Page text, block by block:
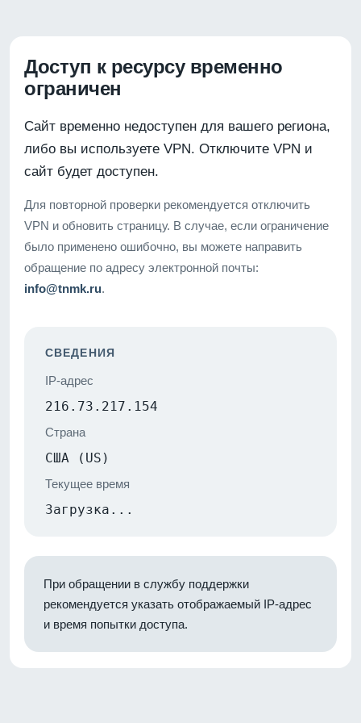
Доступ к ресурсу временно
ограничен
Сайт временно недоступен для вашего региона,
либо вы используете VPN. Отключите VPN и
сайт будет доступен.
Для повторной проверки рекомендуется отключить
VPN и обновить страницу. В случае, если ограничение
было применено ошибочно, вы можете направить
обращение по адресу электронной почты:
info@tnmk.ru.
СВЕДЕНИЯ
IP-адрес
216.73.217.154
Страна
США (US)
Текущее время
Загрузка...
При обращении в службу поддержки
рекомендуется указать отображаемый IP-адрес
и время попытки доступа.